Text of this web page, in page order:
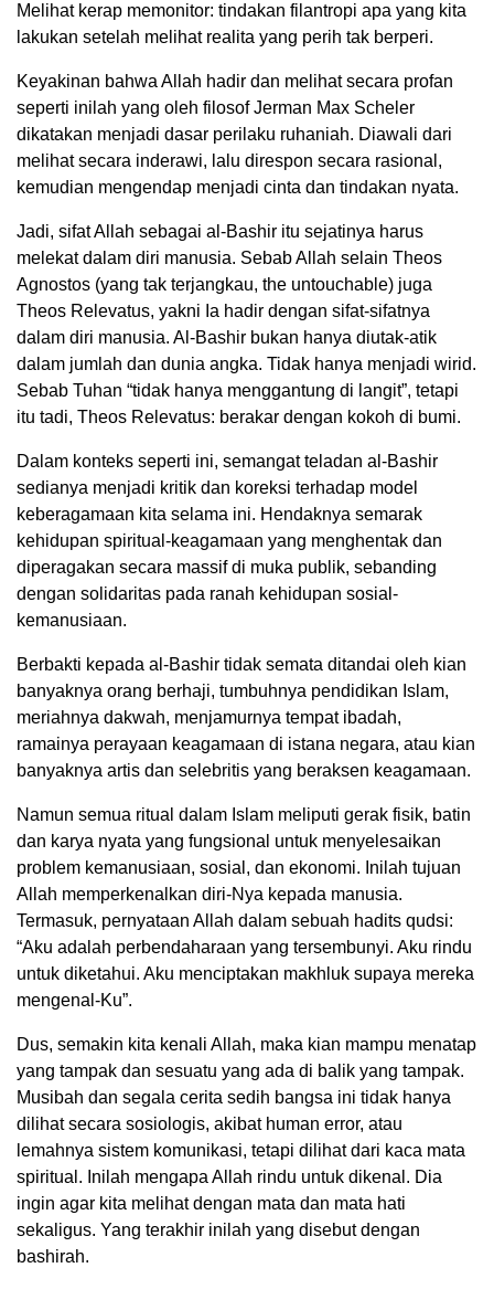
Melihat kerap memonitor: tindakan filantropi apa yang kita
lakukan setelah melihat realita yang perih tak berperi.
Keyakinan bahwa Allah hadir dan melihat secara profan
seperti inilah yang oleh filosof Jerman Max Scheler
dikatakan menjadi dasar perilaku ruhaniah. Diawali dari
melihat secara inderawi, lalu direspon secara rasional,
kemudian mengendap menjadi cinta dan tindakan nyata.
Jadi, sifat Allah sebagai al-Bashir itu sejatinya harus
melekat dalam diri manusia. Sebab Allah selain Theos
Agnostos (yang tak terjangkau, the untouchable) juga
Theos Relevatus, yakni Ia hadir dengan sifat-sifatnya
dalam diri manusia. Al-Bashir bukan hanya diutak-atik
dalam jumlah dan dunia angka. Tidak hanya menjadi wirid.
Sebab Tuhan “tidak hanya menggantung di langit”, tetapi
itu tadi, Theos Relevatus: berakar dengan kokoh di bumi.
Dalam konteks seperti ini, semangat teladan al-Bashir
sedianya menjadi kritik dan koreksi terhadap model
keberagamaan kita selama ini. Hendaknya semarak
kehidupan spiritual-keagamaan yang menghentak dan
diperagakan secara massif di muka publik, sebanding
dengan solidaritas pada ranah kehidupan sosial-
kemanusiaan.
Berbakti kepada al-Bashir tidak semata ditandai oleh kian
banyaknya orang berhaji, tumbuhnya pendidikan Islam,
meriahnya dakwah, menjamurnya tempat ibadah,
ramainya perayaan keagamaan di istana negara, atau kian
banyaknya artis dan selebritis yang beraksen keagamaan.
Namun semua ritual dalam Islam meliputi gerak fisik, batin
dan karya nyata yang fungsional untuk menyelesaikan
problem kemanusiaan, sosial, dan ekonomi. Inilah tujuan
Allah memperkenalkan diri-Nya kepada manusia.
Termasuk, pernyataan Allah dalam sebuah hadits qudsi:
“Aku adalah perbendaharaan yang tersembunyi. Aku rindu
untuk diketahui. Aku menciptakan makhluk supaya mereka
mengenal-Ku”.
Dus, semakin kita kenali Allah, maka kian mampu menatap
yang tampak dan sesuatu yang ada di balik yang tampak.
Musibah dan segala cerita sedih bangsa ini tidak hanya
dilihat secara sosiologis, akibat human error, atau
lemahnya sistem komunikasi, tetapi dilihat dari kaca mata
spiritual. Inilah mengapa Allah rindu untuk dikenal. Dia
ingin agar kita melihat dengan mata dan mata hati
sekaligus. Yang terakhir inilah yang disebut dengan
bashirah.